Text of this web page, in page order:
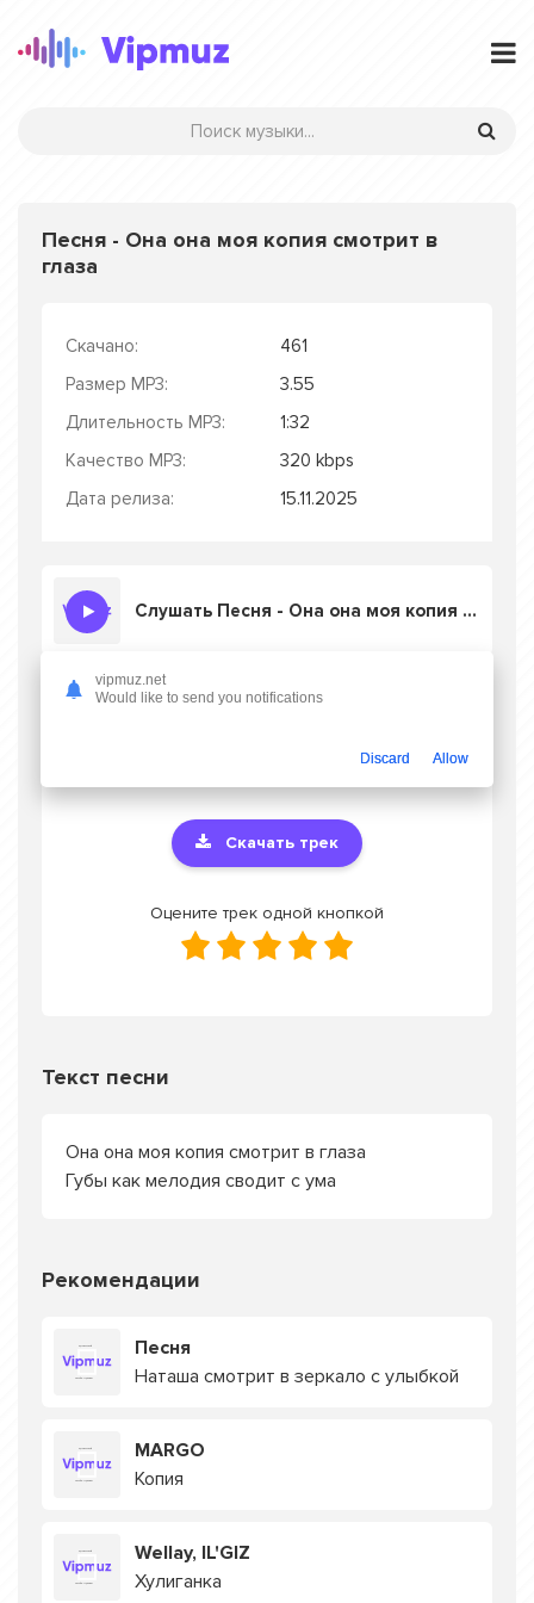
Песня - Она она моя копия смотрит в
глаза
Скачано:
461
Размер MP3:
3.55
Длительность MP3:
1:32
Качество MP3:
320 kbps
Дата релиза:
15.11.2025
Слушать Песня - Она она моя копия смотрит в глаза
Скачать трек
Оцените трек одной кнопкой
Текст песни
Она она моя копия смотрит в глаза
Губы как мелодия сводит с ума
Рекомендации
Песня
Наташа смотрит в зеркало с улыбкой
MARGO
Копия
Wellay, IL'GIZ
Хулиганка
vipmuz.net
Would like to send you notifications
Discard Allow